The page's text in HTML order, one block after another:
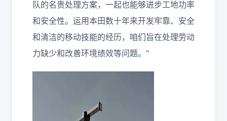
队的名贵处理方案，一起也能够进步工地功率
和安全性。运用本田数十年来开发牢靠、安全
和清洁的移动技能的经历，咱们旨在处理劳动
力缺少和改善环境绩效等问题。”